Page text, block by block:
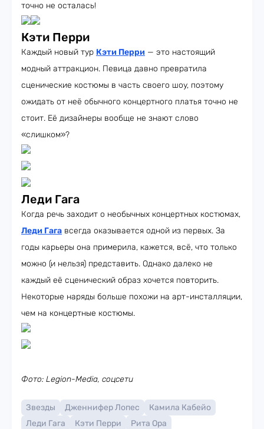
точно не осталась!
Кэти Перри
Каждый новый тур Кэти Перри — это настоящий
модный аттракцион. Певица давно превратила
сценические костюмы в часть своего шоу, поэтому
ожидать от неё обычного концертного платья точно не
стоит. Её дизайнеры вообще не знают слово
«слишком»?
Леди Гага
Когда речь заходит о необычных концертных костюмах,
Леди Гага всегда оказывается одной из первых. За
годы карьеры она примерила, кажется, всё, что только
можно (и нельзя) представить. Однако далеко не
каждый её сценический образ хочется повторить.
Некоторые наряды больше похожи на арт-инсталляции,
чем на концертные костюмы.
Фото: Legion-Media, соцсети
Звезды Дженнифер Лопес
Камила Кабейо
Леди Гага
Кэти Перри Рита Ора